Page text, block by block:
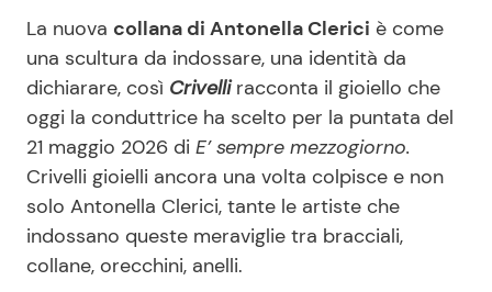
Mondo Mamma
News benessere
Salute
Viaggi e Turismo
Le Ricette in TV
Primi Piatti
Ricette Facili e Veloci
Ricette Feste
La nuova collana di Antonella Clerici è come
una scultura da indossare, una identità da
dichiarare, così Crivelliracconta il gioiello che
oggi la conduttrice ha scelto per la puntata del
21 maggio 2026 di E’ sempre mezzogiorno.
Crivelli gioielli ancora una volta colpisce e non
solo Antonella Clerici, tante le artiste che
indossano queste meraviglie tra bracciali,
collane, orecchini, anelli.